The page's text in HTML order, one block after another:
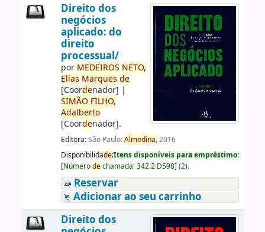
Direito dos
negócios
aplicado: do
direito
processual/
por MEDEIROS NETO,
Elias Marques de
[Coordenador] |
SIMÃO FILHO,
Adalberto
[Coordenador].
Editora:São Paulo:Almedina,2016
Disponibilidade:Itens disponíveis para empréstimo:
[Númerodechamada:342.2 D598] (2).
Reservar
Adicionar ao seu carrinho
Direito dos